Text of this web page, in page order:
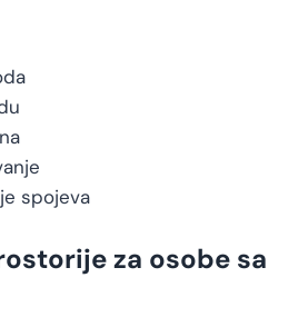
spojeva
za osobe sa